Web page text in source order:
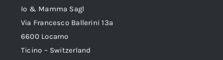
Io & Mamma Sagl
Via Francesco Ballerini 13a
6600 Locarno
Ticino – Switzerland